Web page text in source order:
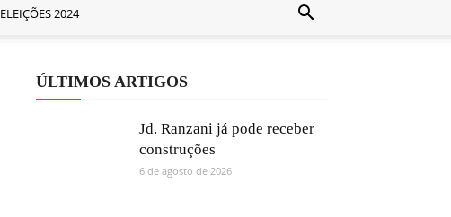
ELEIÇÕES 2024
ÚLTIMOS ARTIGOS
Jd. Ranzani já pode receber
construções
6 de agosto de 2026